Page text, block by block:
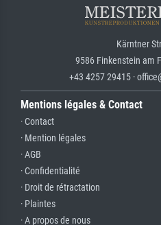
Kärntner
9586 Finkenstein am
+43 4257 29415 ·
Mentions légales & Contact
· Contact
· Mention légales
· AGB
· Confidentialité
· Droit de rétractation
· Plaintes
· A propos de nous